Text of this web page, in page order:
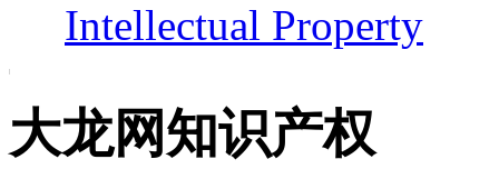
Intellectual Property
大龙网知识产权